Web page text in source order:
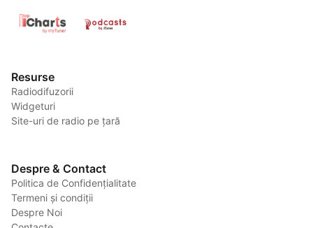
Resurse
Radiodifuzorii
Widgeturi
Site-uri de radio pe țară
Despre & Contact
Politica de Confidențialitate
Termeni și condiții
Despre Noi